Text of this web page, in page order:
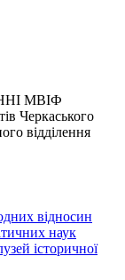
ННІ МВІФ
Черкаського
відділення
відносин
наук
історичної